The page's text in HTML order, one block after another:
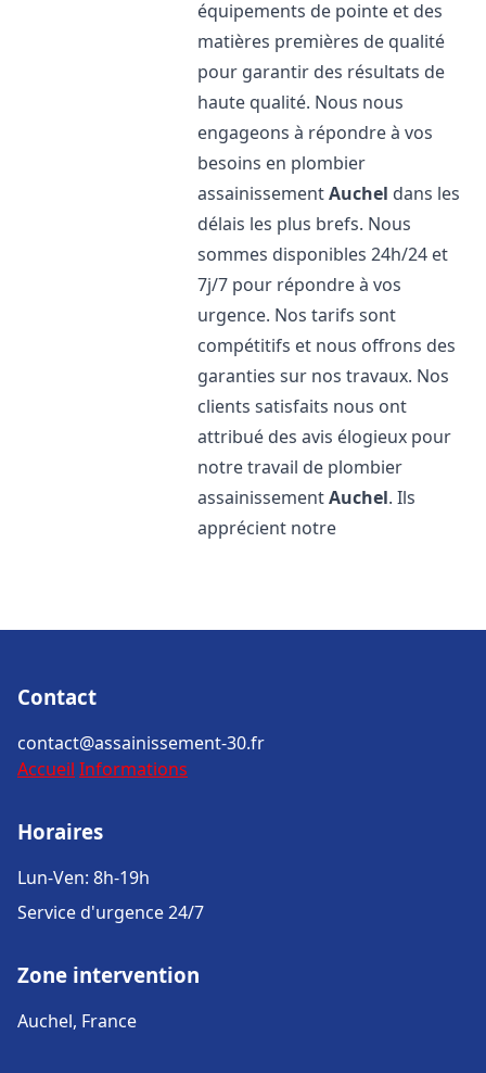
équipements de pointe et des
matières premières de qualité
pour garantir des résultats de
haute qualité. Nous nous
engageons à répondre à vos
besoins en plombier
assainissementAuchel dans les
délais les plus brefs. Nous
sommes disponibles 24h/24 et
7j/7 pour répondre à vos
urgence. Nos tarifs sont
compétitifs et nous offrons des
garanties sur nos travaux. Nos
clients satisfaits nous ont
attribué des avis élogieux pour
notre travail de plombier
assainissementAuchel. Ils
apprécient notre
Contact
contact@assainissement-30.fr
Accueil Informations
Horaires
Lun-Ven: 8h-19h
Service d'urgence 24/7
Zone intervention
Auchel, France